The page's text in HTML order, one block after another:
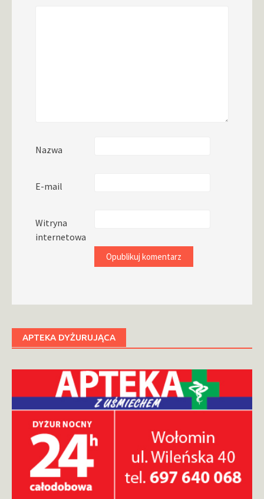
Nazwa
E-mail
Witryna
internetowa
APTEKA DYŻURUJĄCA